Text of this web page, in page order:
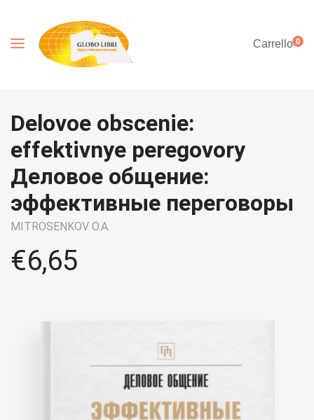
Carrello0
Delovoe obscenie:
effektivnye peregovory
Деловое общение:
эффективные переговоры
MITROSENKOV O.A.
€6,65